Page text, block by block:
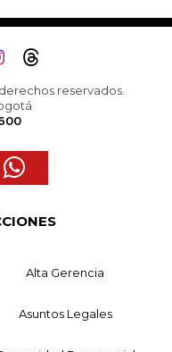
reservados.
Alta Gerencia
Asuntos Legales